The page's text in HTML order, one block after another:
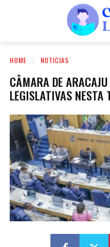
HOME NOTICIAS
CÂMARA DE
LEGISLATIVAS NESTA